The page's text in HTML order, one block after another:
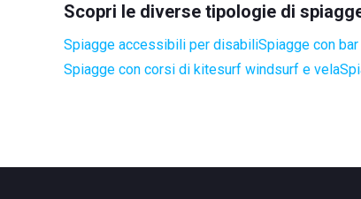
Scopri le diverse tipologie di
Spiagge accessibili per disabiliSpiagge con
Spiagge con corsi di kitesurf windsurf e vela